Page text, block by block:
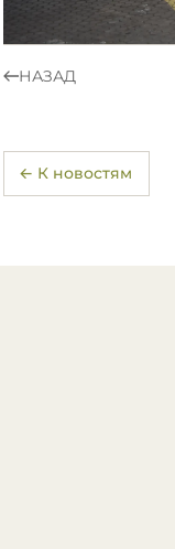
НАЗАД
← К новостям